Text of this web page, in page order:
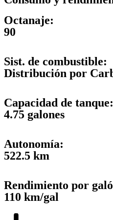
Octanaje:
90
Sist. de combustible:
Distribución por
Capacidad de tanque:
4.75 galones
Autonomía:
522.5 km
Rendimiento por
110 km/gal